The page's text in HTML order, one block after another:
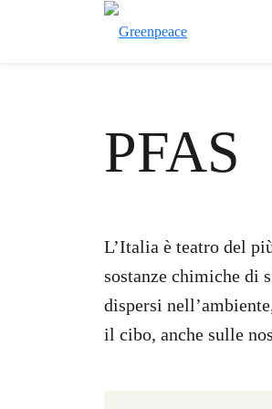
PFAS
L’Italia è teatro del
sostanze chimiche di
dispersi
il cibo, anche sulle